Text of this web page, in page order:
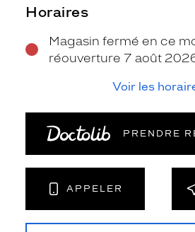
Horaires
Magasin fermé en ce
réouverture 7 août
Voir les
PRENDRE
APPELER